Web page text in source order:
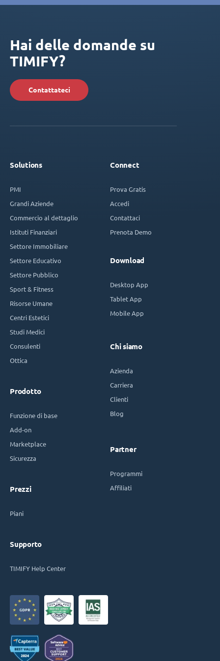
Hai delle domande su
TIMIFY?
Contattateci
Solutions
PMI
Grandi Aziende
Commercio al dettaglio
Istituti Finanziari
Settore Immobiliare
Settore Educativo
Settore Pubblico
Sport & Fitness
Risorse Umane
Centri Estetici
Studi Medici
Consulenti
Ottica
Prodotto
Funzione di base
Add-on
Marketplace
Sicurezza
Prezzi
Piani
Supporto
TIMIFY Help Center
Connect
Prova Gratis
Accedi
Contattaci
Prenota Demo
Download
Desktop App
Tablet App
Mobile App
Chi siamo
Azienda
Carriera
Clienti
Blog
Partner
Programmi
Affiliati